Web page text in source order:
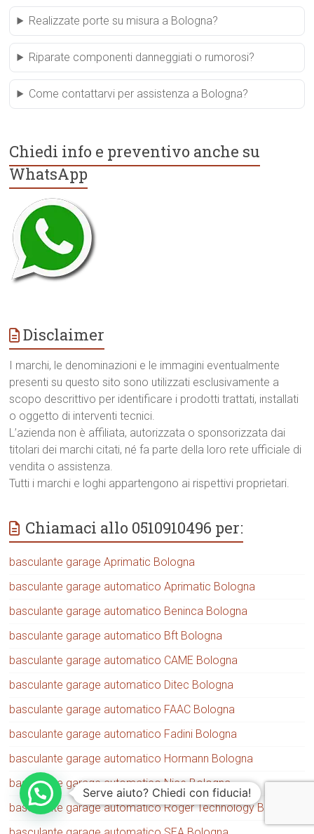
Realizzate porte su misura a Bologna?
Riparate componenti danneggiati o rumorosi?
Come contattarvi per assistenza a Bologna?
Chiedi info e preventivo anche su
WhatsApp
Disclaimer
I marchi, le denominazioni e le immagini eventualmente
presenti su questo sito sono utilizzati esclusivamente a
scopo descrittivo per identificare i prodotti trattati, installati
o oggetto di interventi tecnici.
L’azienda non è affiliata, autorizzata o sponsorizzata dai
titolari dei marchi citati, né fa parte della loro rete ufficiale di
vendita o assistenza.
Tutti i marchi e loghi appartengono ai rispettivi proprietari.
Chiamaci allo 0510910496 per:
basculante garage Aprimatic Bologna
basculante garage automatico Aprimatic Bologna
basculante garage automatico Beninca Bologna
basculante garage automatico Bft Bologna
basculante garage automatico CAME Bologna
basculante garage automatico Ditec Bologna
basculante garage automatico FAAC Bologna
basculante garage automatico Fadini Bologna
basculante garage automatico Hormann Bologna
basculante garage automatico Nice Bologna
basculante garage automatico Roger Technology Bologna
Serve aiuto? Chiedi con fiducia!